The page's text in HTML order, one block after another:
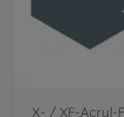
X- / XF-Acryl-